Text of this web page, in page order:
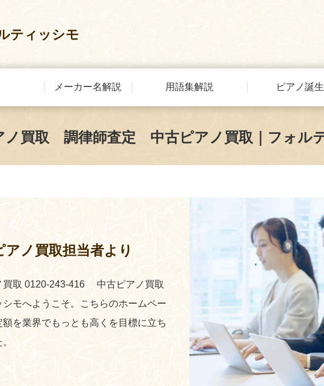
ティッシモ
メーカー名解説 用語集解説 ピアノ誕
ノ買取 調律師査定 中古ピアノ買取｜フォル
アノ買取担当者より
買取 0120-243-416 中古ピアノ買取
モへようこそ。こちらのホームペー
額を業界でもっとも高くを目標に立ち